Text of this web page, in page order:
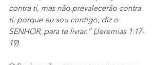
contra ti, mas não prevalecerão contra
ti; porque eu sou contigo, diz o
SENHOR, para te livrar.” (Jeremias 1:17-
19)